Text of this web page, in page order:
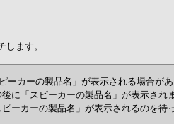
ます。
カーの製品名」が表示される場合があ
に「スピーカーの製品名」が表示されま
ーカーの製品名」が表示されるのを待